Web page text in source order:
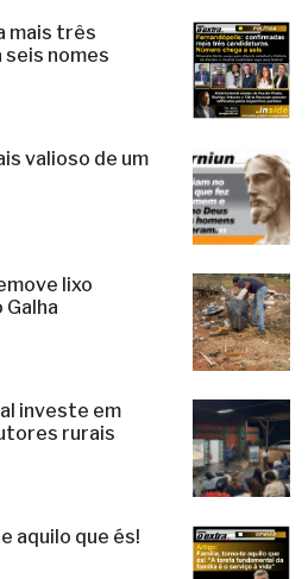
mais três
seis nomes
valioso de um
lixo
investe em
rurais
aquilo que és!